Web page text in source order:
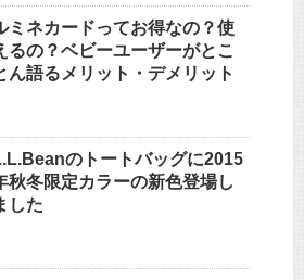
ミネカードってお得なの？使
るの？ベビーユーザーがとこ
ん語るメリット・デメリット
のトートバッグに2015
秋冬限定カラーの新色登場し
した